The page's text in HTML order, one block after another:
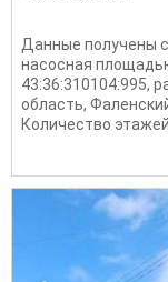
Данные получены
насосная
43:36:310104:995,
область,
Количество